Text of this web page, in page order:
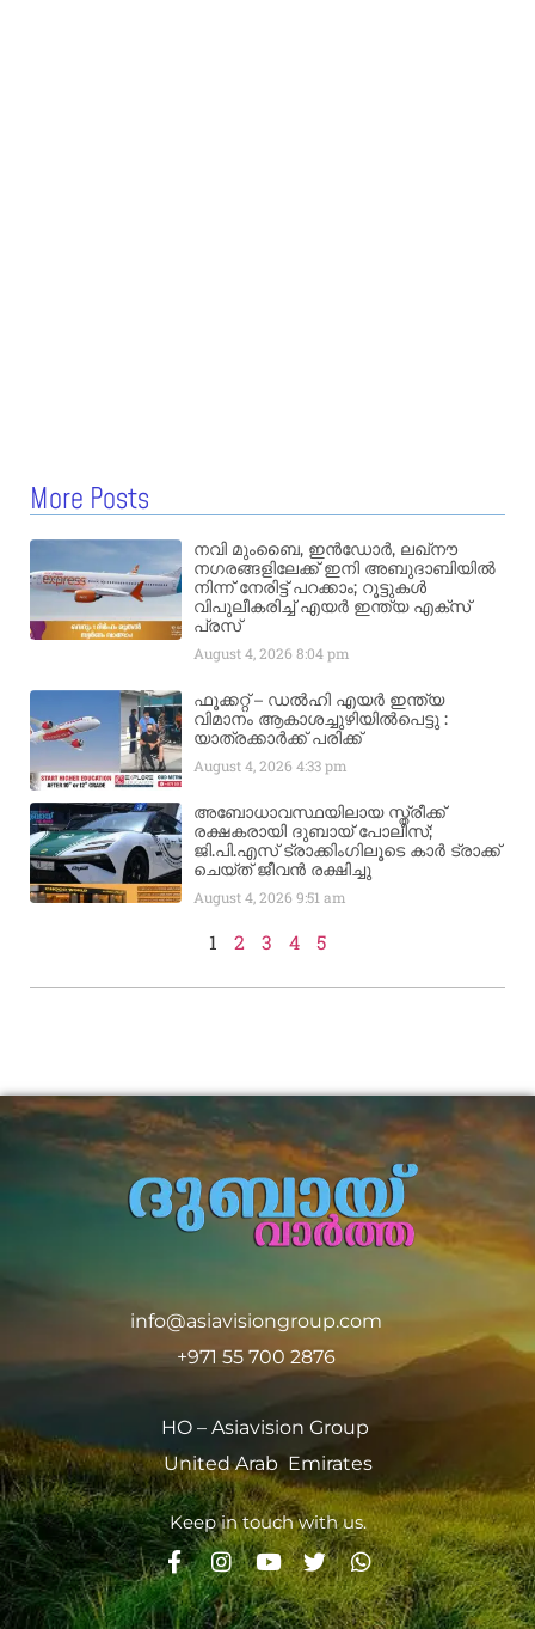
More Posts
നവി മുംബൈ, ഇൻഡോർ, ലഖ്നൗ
നഗരങ്ങളിലേക്ക് ഇനി അബുദാബിയിൽ
നിന്ന് നേരിട്ട് പറക്കാം; റൂട്ടുകൾ
വിപുലീകരിച്ച് എയർ ഇന്ത്യ എക്സ്
പ്രസ്
August 4, 20268:04 pm
ഫൂക്കറ്റ് – ഡൽഹി എയര്‍ ഇന്ത്യ
വിമാനം ആകാശച്ചുഴിയില്‍പെട്ടു :
യാത്രക്കാര്‍ക്ക് പരിക്ക്
August 4, 20264:33 pm
അബോധാവസ്ഥയിലായ സ്ത്രീക്ക്
രക്ഷകരായി ദുബായ് പോലീസ്;
ജി.പി.എസ് ട്രാക്കിംഗിലൂടെ കാർ ട്രാക്ക്
ചെയ്ത് ജീവൻ രക്ഷിച്ചു
August 4, 20269:51 am
1 2 3 4 5
info@asiavisiongroup.com
+971 55 700 2876
HO – Asiavision Group
United Arab Emirates
Keep in touch with us.